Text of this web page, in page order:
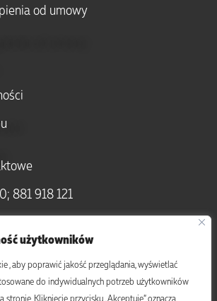
użytkowników
, aby poprawić jakość przeglądania, wyświetlać
do indywidualnych potrzeb użytkowników
stronie. Kliknięcie przycisku „Akceptuje” oznacza
od umowy
881 918 121
sklep@komturianatury.pl
ul. Ogrodowa 26